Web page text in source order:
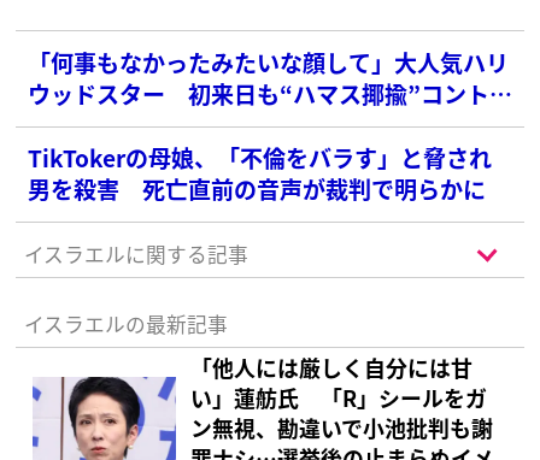
「何事もなかったみたいな顔して」大人気ハリ
ウッドスター 初来日も“ハマス揶揄”コントで
大炎上に沈黙でファンは複雑
TikTokerの母娘、「不倫をバラす」と脅され
男を殺害 死亡直前の音声が裁判で明らかに
イスラエルに関する記事
イスラエルの最新記事
「他人には厳しく自分には甘
い」蓮舫氏 「R」シールをガ
ン無視、勘違いで小池批判も謝